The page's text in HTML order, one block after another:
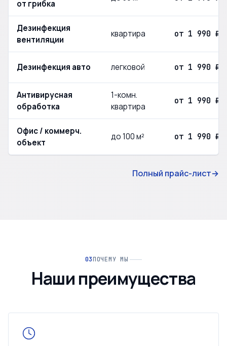
от грибка
Дезинфекция
вентиляции
квартира от 1 990 ₽
Дезинфекция авто легковой от 1 990 ₽
Антивирусная
обработка
1-комн.
квартира
от 1 990 ₽
Офис / коммерч.
объект
до 100 м² от 1 990 ₽
Полный прайс-лист→
ПОЧЕМУ МЫ
Наши преимущества